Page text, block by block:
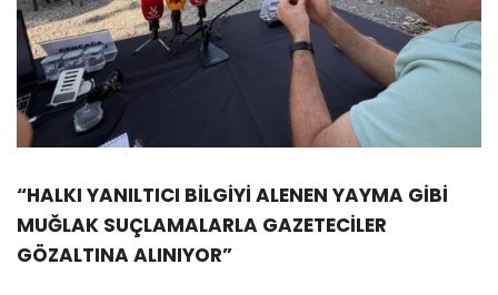
“HALKI YANILTICI BİLGİYİ ALENEN YAYMA GİBİ
MUĞLAK SUÇLAMALARLA GAZETECİLER
GÖZALTINA ALINIYOR”